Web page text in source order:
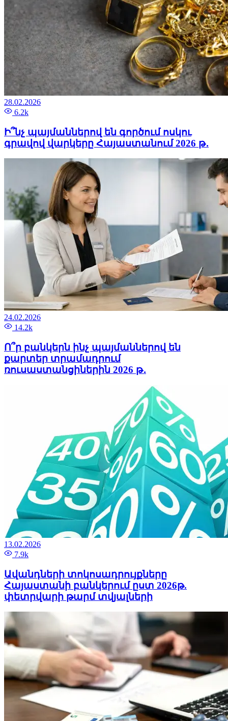
28.02.2026
6.2k
Ի՞նչ պայմաններով են գործում ոսկու
գրավով վարկերը Հայաստանում 2026 թ․
24.02.2026
14.2k
Ո՞ր բանկերն ինչ պայմաններով են
քարտեր տրամադրում
ռուսաստանցիներին 2026 թ․
13.02.2026
7.9k
Ավանդների տոկոսադրույքները
Հայաստանի բանկերում ըստ 2026թ.
փետրվարի թարմ տվյալների